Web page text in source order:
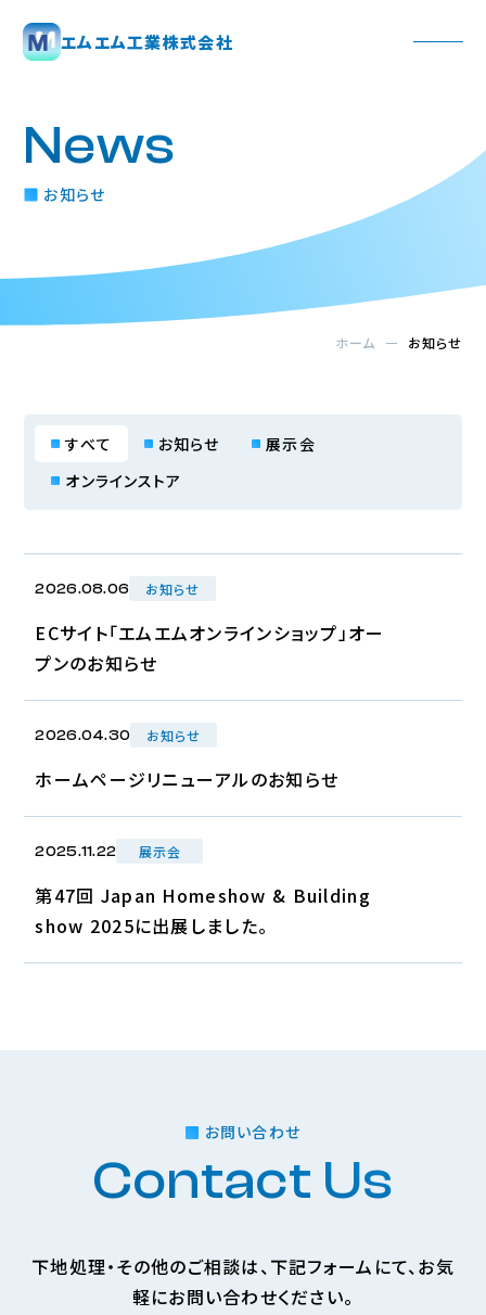
エムエム工業株式会社
News
お知らせ
ホーム お知らせ
すべて お知らせ
展示会
オンラインストア
2026.08.06 お知らせ
ECサイト「エムエムオンラインショップ」オー
プンのお知らせ
2026.04.30 お知らせ
ホームページリニューアルのお知らせ
2025.11.22 展示会
第47回 Japan Homeshow & Building
show 2025に出展しました。
お問い合わせ
Contact Us
下地処理・その他のご相談は、下記フォームにて、お気
軽にお問い合わせください。